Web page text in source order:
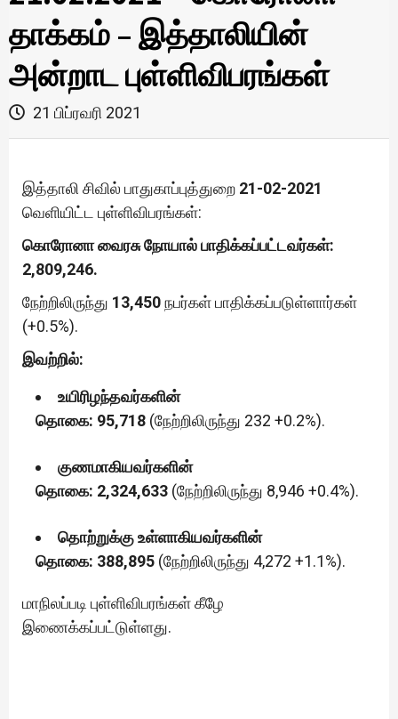
தாக்கம் – இத்தாலியின்
அன்றாட புள்ளிவிபரங்கள்
21 பிப்ரவரி 2021
இத்தாலி சிவில் பாதுகாப்புத்துறை 21-02-2021
வெளியிட்ட புள்ளிவிபரங்கள்:
கொரோனா வைரசு நோயால் பாதிக்கப்பட்டவர்கள்:
2,809,246.
நேற்றிலிருந்து 13,450நபர்கள் பாதிக்கப்படுள்ளார்கள்
(+0.5%).
இவற்றில்:
உயிரிழந்தவர்களின்
தொகை: 95,718 (நேற்றிலிருந்து 232 +0.2%).
குணமாகியவர்களின்
தொகை: 2,324,633 (நேற்றிலிருந்து 8,946 +0.4%).
தொற்றுக்கு உள்ளாகியவர்களின்
தொகை: 388,895 (நேற்றிலிருந்து 4,272 +1.1%).
மாநிலப்படி புள்ளிவிபரங்கள் கீழே
இணைக்கப்பட்டுள்ளது.